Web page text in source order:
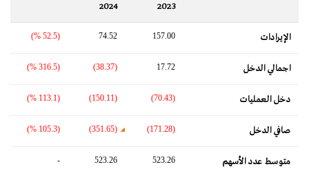
2023
2024
الإيرادات 157.00
74.52
(52.5 %)
اجمالي الدخل 17.72
(38.37)
(316.5 %)
دخل العمليات (70.43)
(150.11)
(113.1 %)
صافي الدخل (171.28)
(351.65)
(105.3 %)
متوسط ​​عدد الأسهم 523.26
523.26
-